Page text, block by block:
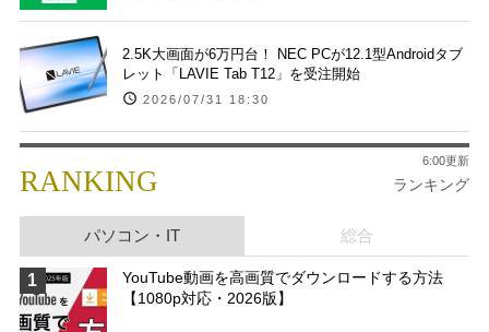
2.5K大画面が6万円台！ NEC PCが12.1型Androidタブ
レット「LAVIE Tab T12」を受注開始
2026/07/31 18:30
RANKING ランキング
6:00更新
パソコン・IT 総合
1
YouTube動画を高画質でダウンロードする方法
【1080p対応・2026版】